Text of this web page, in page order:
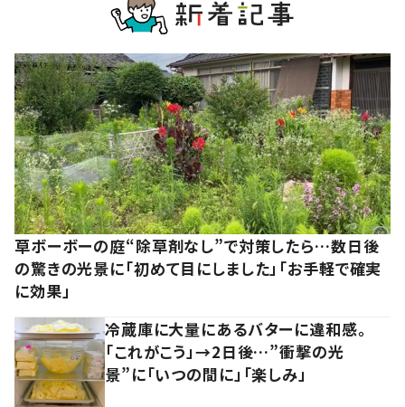
草ボーボーの庭“除草剤なし”で対策したら…数日後
の驚きの光景に「初めて目にしました」「お手軽で確実
に効果」
冷蔵庫に大量にあるバターに違和感。
「これがこう」→2日後…”衝撃の光
景”に「いつの間に」「楽しみ」